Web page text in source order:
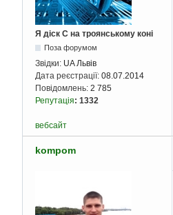
Я діск С на троянському коні
Поза форумом
Звідки: UA Львів
Дата реєстрації: 08.07.2014
Повідомлень: 2 785
Репутація: 1332
вебсайт
kompom